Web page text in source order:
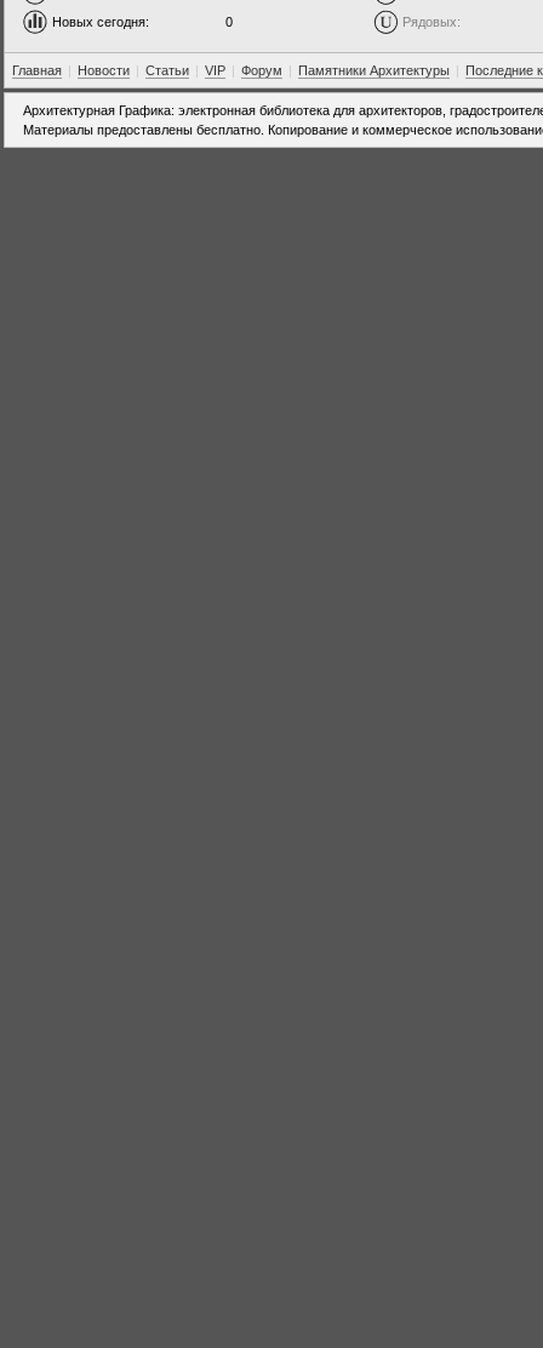
Новых сегодня: 0 Рядовых:
Главная | Новости | Статьи | VIP | Форум | Памятники Архитектуры | Последние
Архитектурная Графика: электронная библиотека для архитекторов,
Материалы предоставлены бесплатно. Копирование и коммерческое